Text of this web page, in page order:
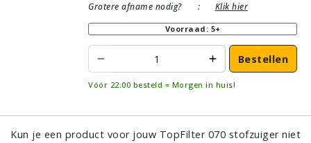
Grotere afname nodig?
: Klik hier
Voorraad: 5+
Bestellen
Vóór 22:00 besteld = Morgen in huis!
Kun je een product voor jouw TopFilter 070 stofzuiger niet